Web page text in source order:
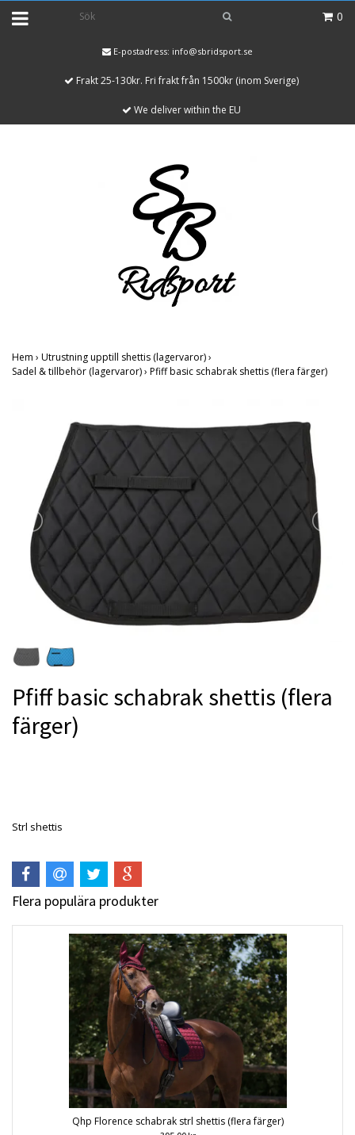
0
E-postadress: info@sbridsport.se
Frakt 25-130kr. Fri frakt från 1500kr (inom Sverige)
We deliver within the EU
Hem › Utrustning upptill shettis (lagervaror)›
Sadel & tillbehör (lagervaror)› Pfiff basic schabrak shettis (flera färger)
Pfiff basic schabrak shettis (flera
färger)
Strl shettis
Flera populära produkter
Qhp Florence schabrak strl shettis (flera färger)